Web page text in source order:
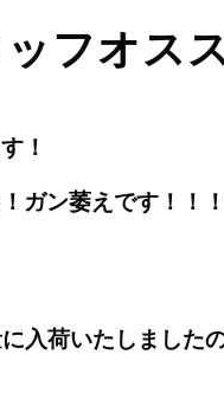
フオス
！
ガン萎えです！！
入荷いたしました